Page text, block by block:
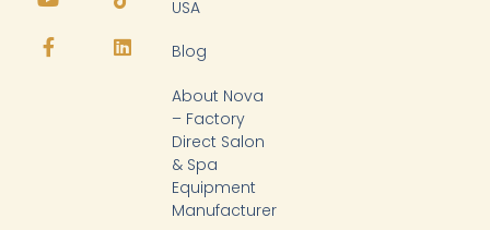
t
u
t
o
e
b
k
e
USA
Blog
About Nova
– Factory
Direct Salon
& Spa
Equipment
Manufacturer